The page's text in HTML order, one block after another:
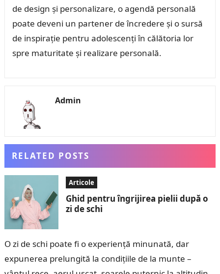
de design și personalizare, o agendă personală
poate deveni un partener de încredere și o sursă
de inspirație pentru adolescenți în călătoria lor
spre maturitate și realizare personală.
Admin
RELATED POSTS
Articole
Ghid pentru îngrijirea pielii după o
zi de schi
O zi de schi poate fi o experiență minunată, dar
expunerea prelungită la condițiile de la munte –